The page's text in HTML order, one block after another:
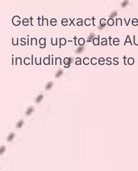
Get the exact
using up-to-date
including access